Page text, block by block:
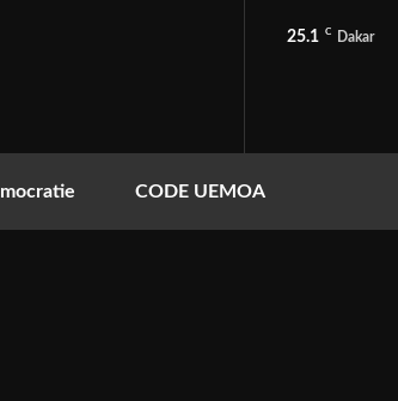
25.1 C Dakar
CODE UEMOA